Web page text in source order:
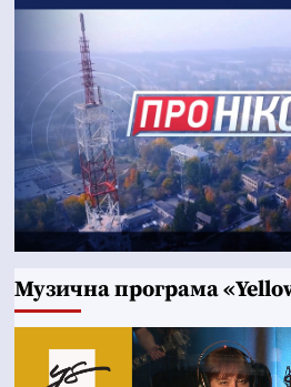
Музична програма